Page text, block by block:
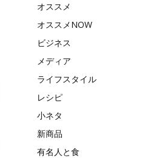
オススメ
オススメNOW
ビジネス
メディア
ライフスタイル
レシピ
小ネタ
新商品
有名人と食